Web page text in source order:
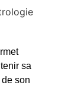
sa
son